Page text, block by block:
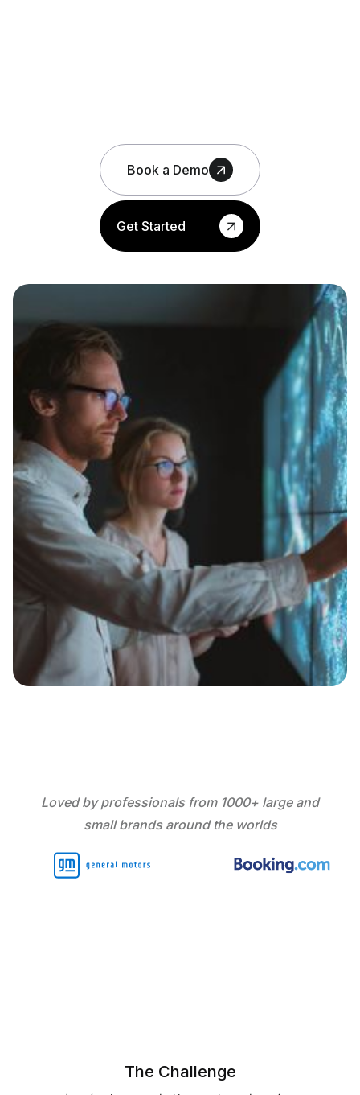
Book a Demo
Get Started
Loved by professionals from 1000+ large and
small brands around the worlds
The Challenge